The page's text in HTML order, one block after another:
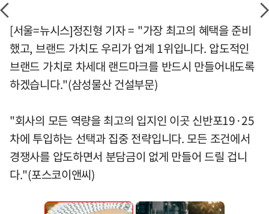
[서울=뉴시스]정진형 기자 = "가장 최고의 혜택을 준비
했고, 브랜드 가치도 우리가 업계 1위입니다. 압도적인
브랜드 가치로 차세대 랜드마크를 반드시 만들어내도록
하겠습니다."(삼성물산 건설부문)
"회사의 모든 역량을 최고의 입지인 이곳 신반포19·25
차에 투입하는 선택과 집중 전략입니다. 모든 조건에서
경쟁사를 압도하면서 분담금이 없게 만들어 드릴 겁니
다."(포스코이앤씨)